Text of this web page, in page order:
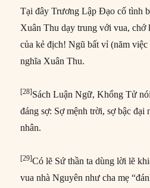
Tại đây Trương Lập Đạo cố tình
Xuân Thu dạy trung với vua, chớ
của kẻ địch! Ngũ bất vỉ (năm
nghĩa Xuân Thu.
[28]Sách Luận Ngữ, Khổng Tử
đáng sợ: Sợ mệnh trời, sợ bậc đại
nhân.
[29]Có lẽ Sứ thần ta dùng lời lẽ
vua nhà Nguyên như cha mẹ